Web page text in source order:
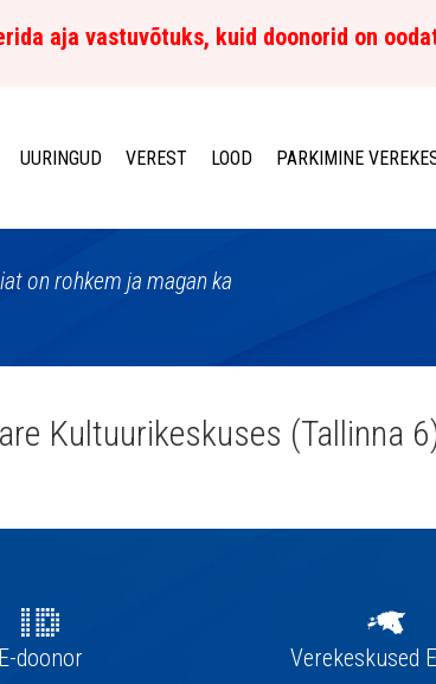
aja vastuvõtuks, kuid doonorid on
UURINGUD VEREST LOOD PARKIMINE
on rohkem ja magan ka
Kultuurikeskuses (Tallinna
E-doonor Verekeskused